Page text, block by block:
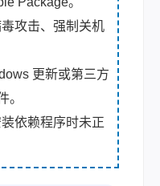
毒攻击、强制关机
更新或第三方
。
装依赖程序时未正